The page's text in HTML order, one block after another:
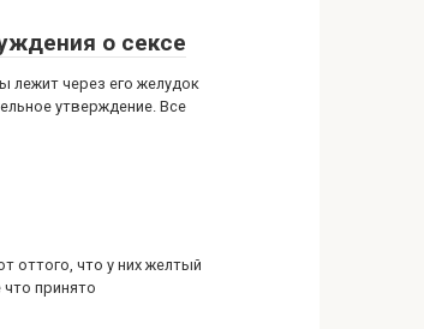
о сексе
лежит через его желудок
утверждение. Все
оттого, что у них желтый
что принято